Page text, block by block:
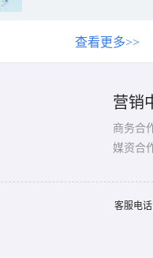
查看更多>>
营销
商务合
媒资合
客服电